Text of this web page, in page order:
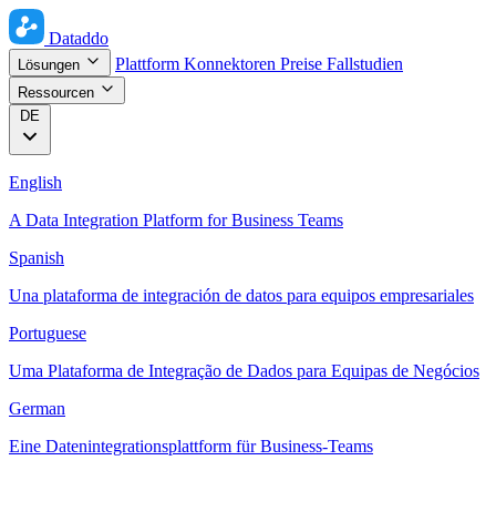
Dataddo
Lösungen Plattform Konnektoren Preise Fallstudien
Ressourcen
DE
English
A Data Integration Platform for Business Teams
Spanish
Una plataforma de integración de datos para equipos empresariales
Portuguese
Uma Plataforma de Integração de Dados para Equipas de Negócios
German
Eine Datenintegrationsplattform für Business-Teams